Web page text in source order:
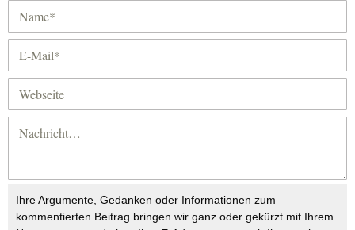
Ihre Argumente, Gedanken oder Informationen zum
kommentierten Beitrag bringen wir ganz oder gekürzt mit Ihrem